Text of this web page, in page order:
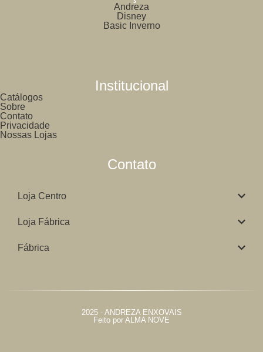
Andreza
Disney
Basic Inverno
Institucional
Catálogos
Sobre
Contato
Privacidade
Nossas Lojas
Contato
Loja Centro
Loja Fábrica
Fábrica
2025 - ANDREZA ENXOVAIS
Feito por ALMA NOVE